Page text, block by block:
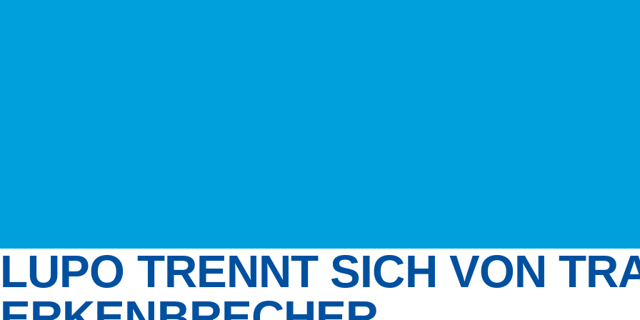
LUPO TRENNT SICH VON